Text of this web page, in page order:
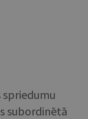
spriedumu
subordinētā